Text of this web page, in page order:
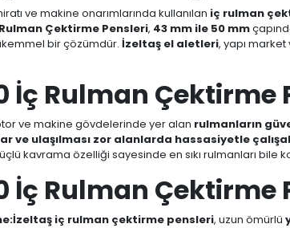
ve makine onarımlarında kullanılan iç rulman
Çektirme Pensleri, 43 mm ile 50 mm
bir çözümdür. İzeltaş el aletleri, yapı
İç Rulman Çektirme
ve makine gövdelerinde yer alan rulmanların
ve ulaşılması zor alanlarda hassasiyetle
kavrama özelliği sayesinde en sıkı rulmanları bile
İç Rulman Çektirme
İzeltaş iç rulman çektirme pensleri, uzun ömürlü